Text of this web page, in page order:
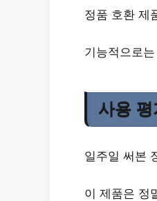
정품 호환 제
기능적으로
사용 평
일주일 써본
이 제품은 정